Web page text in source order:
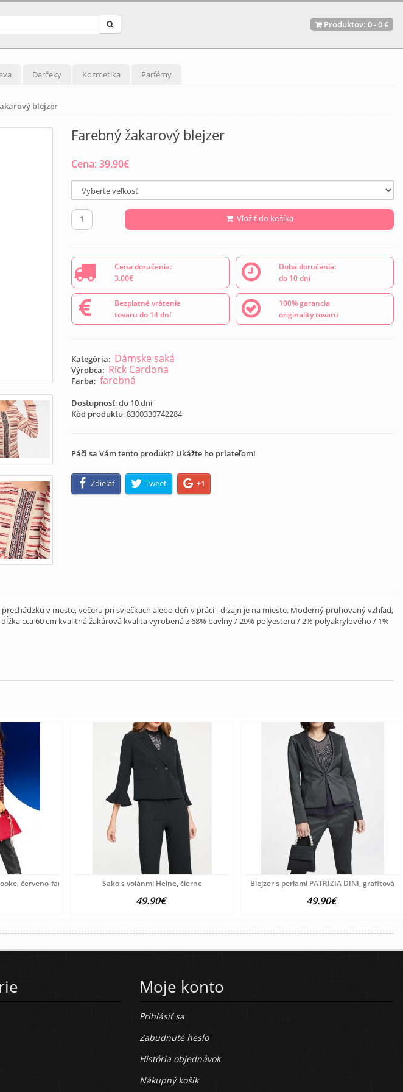
Produktov: 0-0 €
Darčeky Kozmetika Parfémy
blejzer
Farebný žakarový blejzer
Cena:39.90€
Vložiť do košíka
Cena doručenia:
3.00€
Doba doručenia:
do 10 dní
Bezplatné vrátenie
tovaru do 14 dní
100% garancia
originality tovaru
Kategória: Dámske saká
Výrobca: Rick Cardona
Farba: farebná
Dostupnosť: do 10 dní
Kód produktu:8300330742284
Páči sa Vám tento produkt? Ukážte ho priateľom!
Zdieľať Tweet +1
v meste, večeru pri sviečkach alebo deň v práci - dizajn je na mieste. Moderný pruhovaný vzhľad,
cca 60 cm kvalitná žakárová kvalita vyrobená z 68% bavlny / 29% polyesteru / 2% polyakrylového / 1%
červeno-farebný Sako s volánmi Heine, čierne
49.90€
Blejzer s perlami PATRIZIA DINI, grafitová
49.90€
Moje konto
Prihlásiť sa
Zabudnuté heslo
História objednávok
Nákupný košík